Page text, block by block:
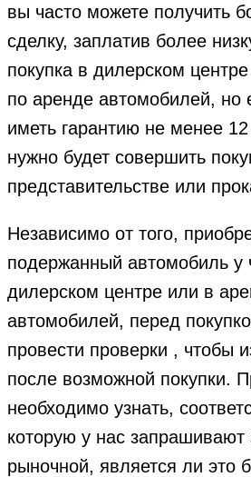
вы часто можете получить
сделку, заплатив более
покупка в дилерском
по аренде автомобилей, но
иметь гарантию не менее
нужно будет совершить
представительстве или
Независимо от того,
подержанный автомобиль у
дилерском центре или в
автомобилей, перед
провести проверки , чтобы
после возможной покупки.
необходимо узнать,
которую у нас запрашивают
рыночной, является ли это